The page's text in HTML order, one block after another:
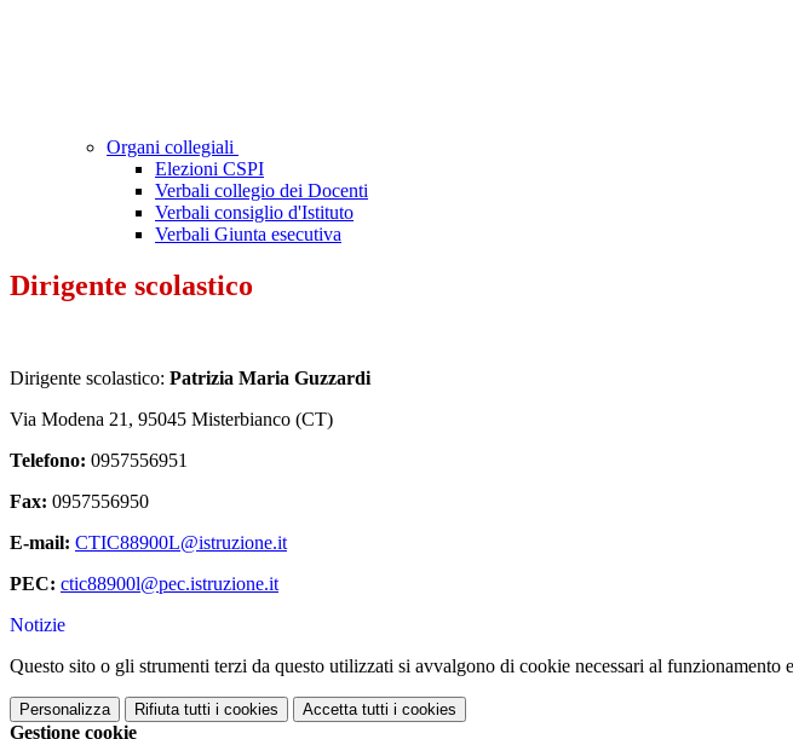
Organi collegiali
Elezioni CSPI
Verbali collegio dei Docenti
Verbali consiglio d'Istituto
Verbali Giunta esecutiva
Dirigente scolastico
Dirigente scolastico: Patrizia Maria Guzzardi
Via Modena 21, 95045 Misterbianco (CT)
Telefono: 0957556951
Fax: 0957556950
E-mail: CTIC88900L@istruzione.it
PEC: ctic88900l@pec.istruzione.it
Notizie
Questo sito o gli strumenti terzi da questo utilizzati si avvalgono di cookie necessari al funzionamento
Personalizza Rifiuta tutti i cookies Accetta tutti i cookies
Gestione cookie